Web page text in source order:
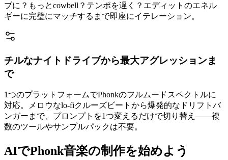
ブに？もっとcowbell？テンポを遅く？エディットのエネル
ギーに完璧にマッチするまで即座にイテレーション。
チルなナイトドライブから最大アグレッションま
で
1つのプラットフォームでPhonkのフルムードスペクトルに
対応。メロウなlo-fiクルーズビートから爆発的なドリフトバ
ンガーまで、プロンプトを1つ変えるだけで切り替え——複
数のツールやサンプルパックは不要。
AIでPhonk音楽の制作を始めよう